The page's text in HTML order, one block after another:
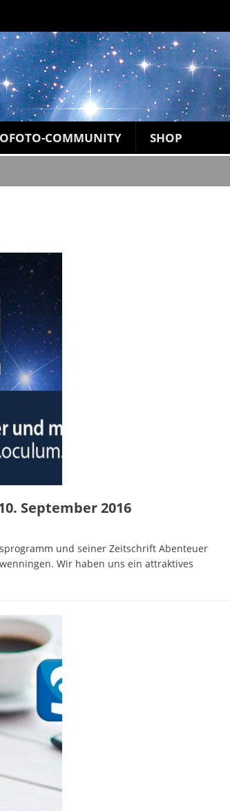
COMMUNITY SHOP
September 2016
und seiner Zeitschrift Abenteuer
Wir haben uns ein attraktives